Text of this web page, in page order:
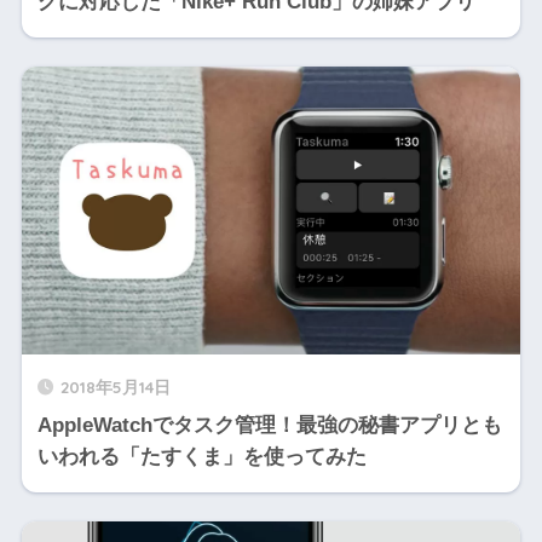
2018年5月14日
AppleWatchでタスク管理！最強の秘書アプリとも
いわれる「たすくま」を使ってみた